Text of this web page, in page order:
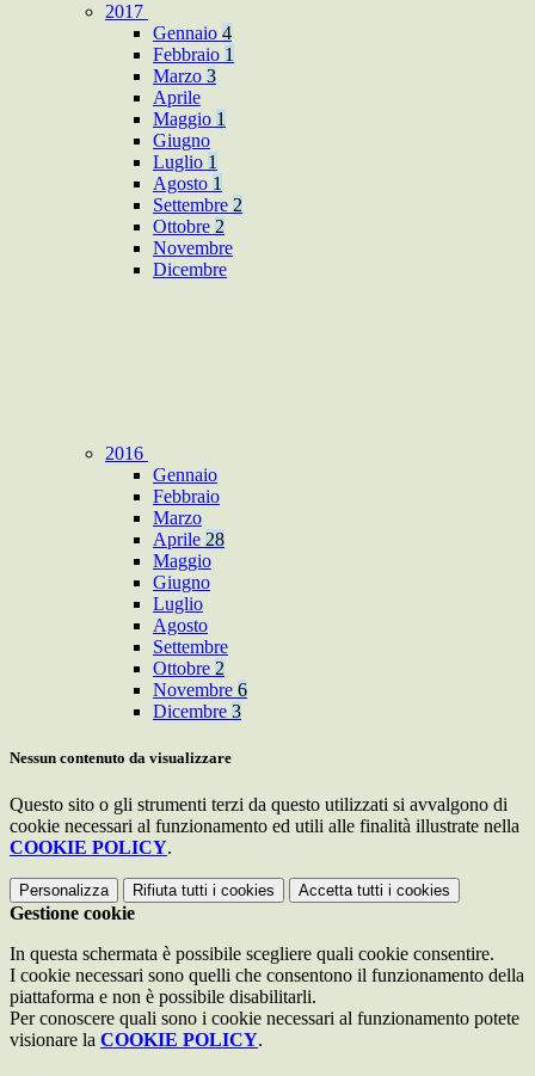
2017
Gennaio 4
Febbraio 1
Marzo 3
Aprile
Maggio 1
Giugno
Luglio 1
Agosto 1
Settembre 2
Ottobre 2
Novembre
Dicembre
2016
Gennaio
Febbraio
Marzo
Aprile 28
Maggio
Giugno
Luglio
Agosto
Settembre
Ottobre 2
Novembre 6
Dicembre 3
Nessun contenuto da visualizzare
Questo sito o gli strumenti terzi da questo utilizzati si avvalgono di
cookie necessari al funzionamento ed utili alle finalità illustrate nella
COOKIE POLICY.
Personalizza Rifiuta tutti i cookies Accetta tutti i cookies
Gestione cookie
In questa schermata è possibile scegliere quali cookie consentire.
I cookie necessari sono quelli che consentono il funzionamento della
piattaforma e non è possibile disabilitarli.
Per conoscere quali sono i cookie necessari al funzionamento potete
visionare la COOKIE POLICY.